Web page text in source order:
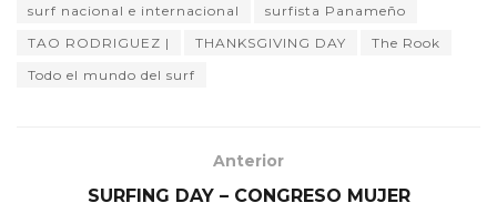
surf nacional e internacional
surfista Panameño
TAO RODRIGUEZ |
THANKSGIVING DAY
The Rook
Todo el mundo del surf
Anterior
SURFING DAY – CONGRESO MUJER